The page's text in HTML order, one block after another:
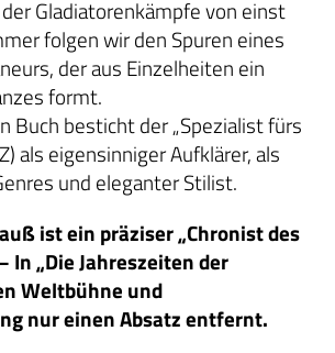
Gladiatorenkämpfe von einst
folgen wir den Spuren eines
der aus Einzelheiten ein
formt.
Buch besticht der „Spezialist fürs
als eigensinniger Aufklärer, als
und eleganter Stilist.
ist ein präziser „Chronist des
In „Die Jahreszeiten der
Weltbühne und
nur einen Absatz entfernt.